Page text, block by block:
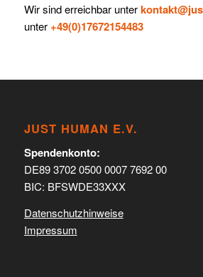
Wir sind erreichbar unter
unter+49(0)17672154483
JUST HUMAN E.V.
Spendenkonto:
DE89 3702 0500 0007 7692 00
BIC: BFSWDE33XXX
Datenschutzhinweise
Impressum